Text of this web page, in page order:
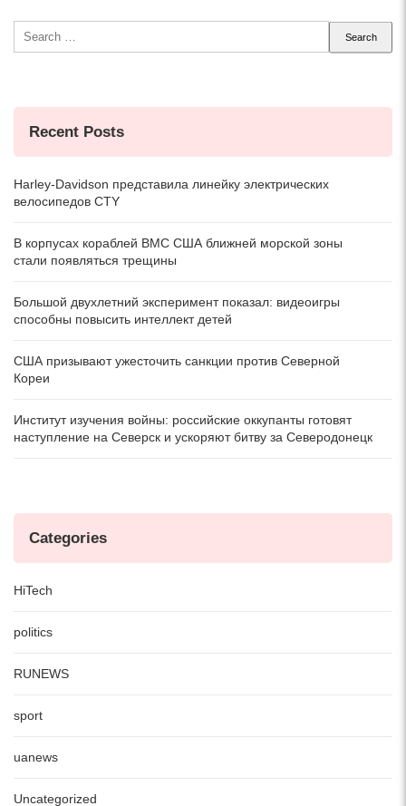
Search
for:
Recent Posts
Harley-Davidson представила линейку электрических
велосипедов CTY
В корпусах кораблей ВМС США ближней морской зоны
стали появляться трещины
Большой двухлетний эксперимент показал: видеоигры
способны повысить интеллект детей
США призывают ужесточить санкции против Северной
Кореи
Институт изучения войны: российские оккупанты готовят
наступление на Северск и ускоряют битву за Северодонецк
Categories
HiTech
politics
RUNEWS
sport
uanews
Uncategorized